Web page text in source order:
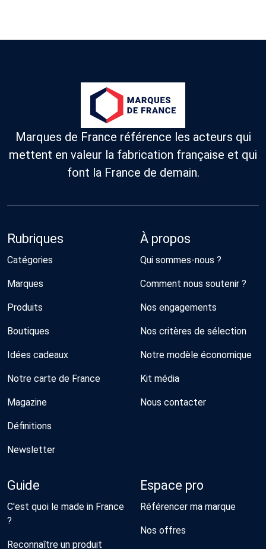
Marques de France référence les acteurs qui
mettent en valeur la fabrication française et qui
font la France de demain.
Rubriques
Catégories
Marques
Produits
Boutiques
Idées cadeaux
Notre carte de France
Magazine
Définitions
Newsletter
À propos
Qui sommes-nous ?
Comment nous soutenir ?
Nos engagements
Nos critères de sélection
Notre modèle économique
Kit média
Nous contacter
Guide
C'est quoi le made in France
?
Reconnaître un produit
Espace pro
Référencer ma marque
Nos offres